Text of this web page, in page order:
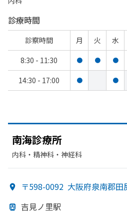
診療時間
診察時間 月 火 水
8:30 - 11:30
● ● ●
14:30 - 17:00 ● ●
南海診療所
内科・​精神科・神経科
〒598-0092 大阪府泉南郡田
吉見ノ里駅